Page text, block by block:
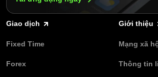
Giao dịch
Fixed Time
Forex
Giới thiệu
Mạng xã
Thông tin